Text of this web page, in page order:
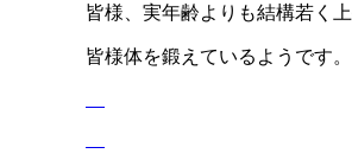
皆様、実年齢よりも結構若く
皆様体を鍛えているようです。